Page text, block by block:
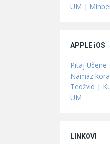
UM |
APPLE iOS
Pitaj Učene
Namaz
Tedžvid |
UM
LINKOVI